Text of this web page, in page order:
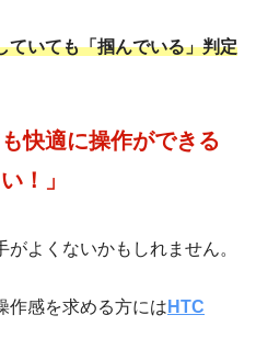
ていても「掴んでいる」判定
快適に操作ができる
！」
よくないかもしれません。
作感を求める方には HTC